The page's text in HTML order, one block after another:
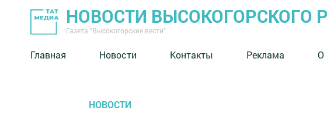
НОВОСТИ ВЫСОКОГОРСКОГО
Газета "Высокогорские вести"
Главная Новости Контакты Реклама О
НОВОСТИ